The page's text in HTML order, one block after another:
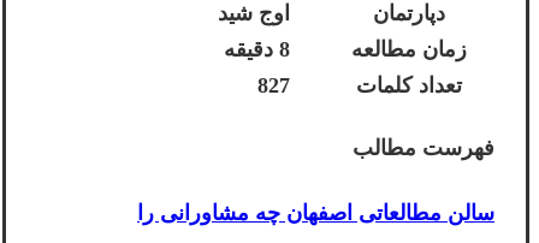
دپارتمان
اوج شید
زمان مطالعه
8 دقیقه
تعداد کلمات
827
فهرست مطالب
سالن مطالعاتی اصفهان چه مشاورانی را